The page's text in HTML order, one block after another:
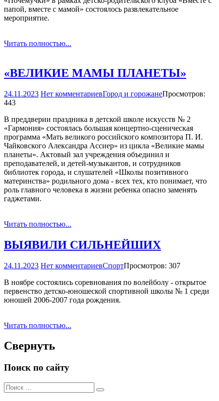
папой, вместе с мамой» состоялось развлекательное
мероприятие.
Читать полностью...
«ВЕЛИКИЕ МАМЫ ПЛАНЕТЫ»
24.11.2023 Нет комментариевГород и горожанеПросмотров:
443
В преддверии праздника в детской школе искусств № 2
«Гармония» состоялась большая концертно-сценическая
программа «Мать великого российского композитора П. И.
Чайковского Александра Ассиер» из цикла «Великие мамы
планеты». Актовый зал учреждения объединил и
преподавателей, и детей-музыкантов, и сотрудников
библиотек города, и слушателей «Школы позитивного
материнства» родильного дома - всех тех, кто понимает, что
роль главного человека в жизни ребенка опасно заменять
гаджетами.
Читать полностью...
ВЫЯВИЛИ СИЛЬНЕЙШИХ
24.11.2023 Нет комментариевСпортПросмотров: 307
В ноябре состоялись соревнования по волейболу - открытое
первенство детско-юношеской спортивной школы № 1 среди
юношей 2006-2007 года рождения.
Читать полностью...
Свернуть
Поиск по сайту
Поиск
для:
Поиск